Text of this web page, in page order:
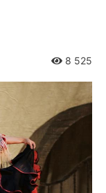
8 525